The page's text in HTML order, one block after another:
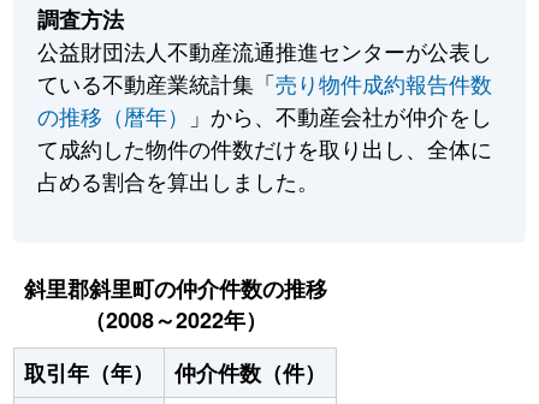
調査方法
公益財団法人不動産流通推進センターが公表し
ている不動産業統計集「売り物件成約報告件数
の推移（暦年）
」から、不動産会社が仲介をし
て成約した物件の件数だけを取り出し、全体に
占める割合を算出しました。
斜里郡斜里町の仲介件数の推移
（2008～2022年）
取引年（年）
仲介件数（件）